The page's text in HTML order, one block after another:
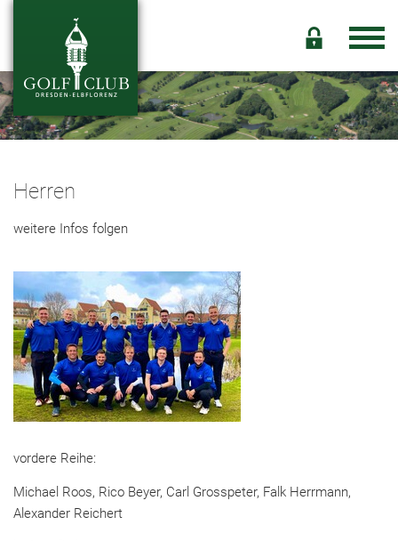
Herren
weitere Infos folgen
vordere Reihe:
Michael Roos, Rico Beyer, Carl Grosspeter, Falk Herrmann,
Alexander Reichert